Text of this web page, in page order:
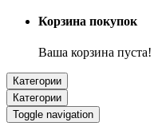
Корзина покупок
Ваша корзина пуста!
Категории
Категории
Toggle navigation